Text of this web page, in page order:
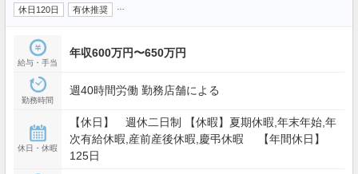
休日120日
有休推奨
給与・手当
年収600万円〜650万円
勤務時間
週40時間労働 勤務店舗による
休日・休暇
【休日】 週休二日制 【休暇】夏期休暇,年末年始,年
次有給休暇,産前産後休暇,慶弔休暇 【年間休日】
125日